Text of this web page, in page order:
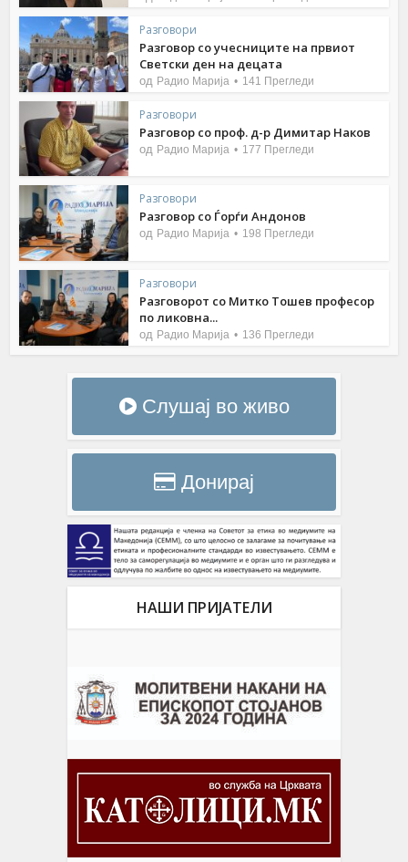
Разговори
Разговор со учесниците на првиот
Светски ден на децата
од Радио Марија 141 Прегледи
Разговори
Разговор со проф. д-р Димитар Наков
од Радио Марија 177 Прегледи
Разговори
Разговор со Ѓорѓи Андонов
од Радио Марија 198 Прегледи
Разговори
Разговорот со Митко Тошев професор
по ликовна...
од Радио Марија 136 Прегледи
Слушај во живо
Донирај
НАШИ ПРИЈАТЕЛИ